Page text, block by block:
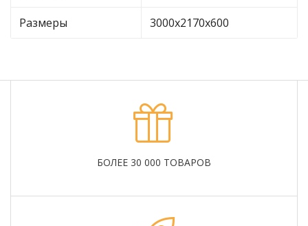
Размеры 3000х2170х600
БОЛЕЕ 30 000 ТОВАРОВ